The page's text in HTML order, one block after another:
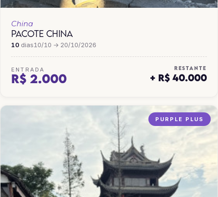
China
PACOTE CHINA
10 dias10/10 → 20/10/2026
ENTRADA
R$ 2.000
RESTANTE
+ R$ 40.000
PURPLE PLUS